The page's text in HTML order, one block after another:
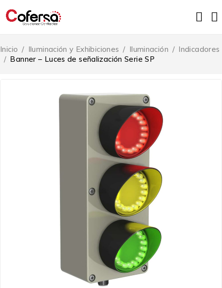
Inicio / Iluminación y Exhibiciones / Iluminación / Indicadores
/ Banner – Luces de señalización Serie SP